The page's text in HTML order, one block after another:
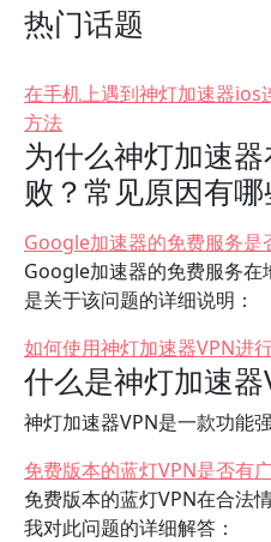
热门话题
在手机上遇到神灯加速器ios
方法
为什么神灯加速
败？常见原因有哪
Google加速器的免费服务是
Google加速器的免费服务
是关于该问题的详细说明：
如何使用神灯加速器VPN进
什么是神灯加速器
神灯加速器VPN是一款功能
免费版本的蓝灯VPN是否有
免费版本的蓝灯VPN在合法
我对此问题的详细解答：